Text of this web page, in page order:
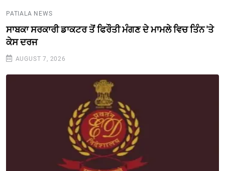
PATIALA NEWS
ਸਾਬਕਾ ਸਰਕਾਰੀ ਡਾਕਟਰ ਤੋਂ ਫਿਰੌਤੀ ਮੰਗਣ ਦੇ ਮਾਮਲੇ ਵਿਚ ਤਿੰਨ 'ਤੇ
ਕੇਸ ਦਰਜ
AUGUST 7, 2026